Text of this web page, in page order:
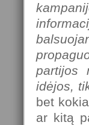
partijos
idėjos,
bet
ar kitą